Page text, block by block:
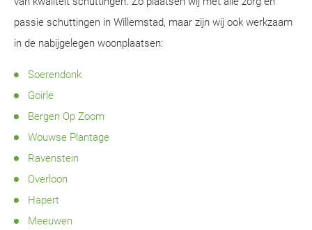
passie schuttingen in Willemstad, maar zijn wij ook werkzaam
in de nabijgelegen woonplaatsen:
Soerendonk
Goirle
Bergen Op Zoom
Wouwse Plantage
Ravenstein
Overloon
Hapert
Meeuwen